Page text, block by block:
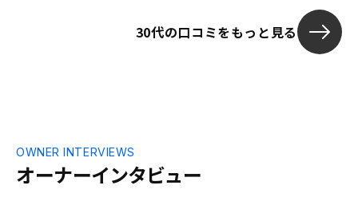
く推してくる
節税効果を謳
グラフが、軸
30代の口コミをもっと見る
オーナーインタビュー
OWNER INTERVIEWS